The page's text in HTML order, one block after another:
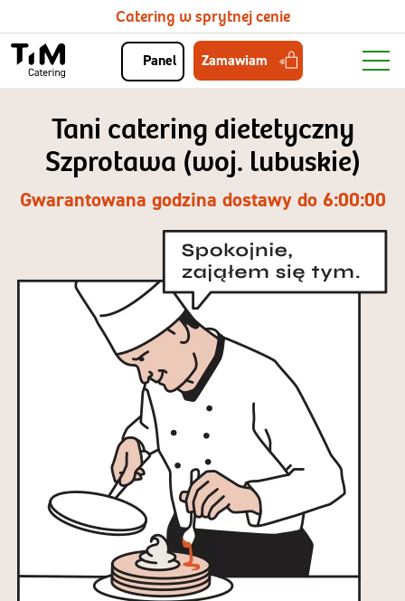
Catering w sprytnej cenie
Panel Zamawiam
Tani catering dietetyczny
Szprotawa (woj. lubuskie)
Gwarantowana godzina dostawy do 6:00:00